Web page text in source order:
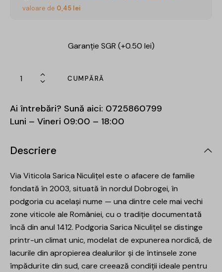
valoare de 0,45 lei
Garanție SGR (+0.50 lei)
CUMPĂRĂ
Ai întrebări? Sună aici: 0725860799
Luni – Vineri 09:00 – 18:00
Descriere
Via Viticola Sarica Niculițel este o afacere de familie
fondată în 2003, situată în nordul Dobrogei, în
podgoria cu același nume — una dintre cele mai vechi
zone viticole ale României, cu o tradiție documentată
încă din anul 1412. Podgoria Sarica Niculițel se distinge
printr-un climat unic, modelat de expunerea nordică, de
lacurile din apropierea dealurilor și de întinsele zone
împădurite din sud, care creează condiții ideale pentru